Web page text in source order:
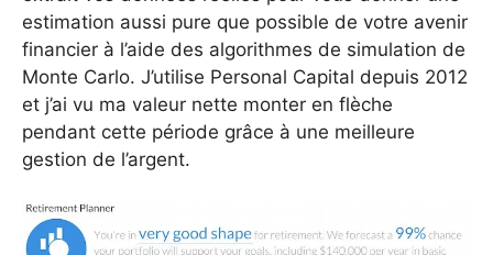
estimation aussi pure que possible de votre avenir
financier à l’aide des algorithmes de simulation de
Monte Carlo. J’utilise Personal Capital depuis 2012
et j’ai vu ma valeur nette monter en flèche
pendant cette période grâce à une meilleure
gestion de l’argent.